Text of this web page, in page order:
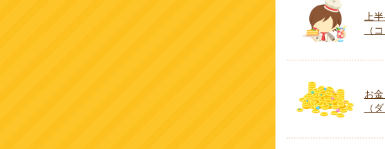
上
（
お
（